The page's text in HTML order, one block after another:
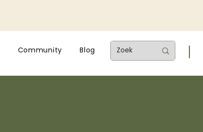
Community Blog